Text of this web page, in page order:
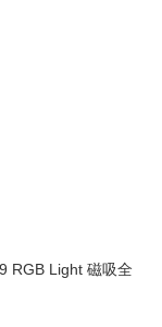
RGB Light 磁吸全